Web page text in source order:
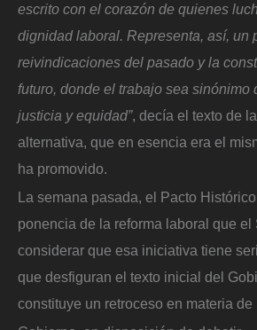
escrito con el corazón de quienes
dignidad laboral. Representa, así, un
reivindicaciones del pasado y la
futuro, donde el trabajo sea sinónimo
justicia y equidad”, decía el texto de
alternativa, que en esencia era el
ha promovido.
La semana pasada, el Pacto
ponencia de la reforma laboral que el
considerar que esa iniciativa tiene
que desfiguran el texto inicial del
constituye un retroceso en materia